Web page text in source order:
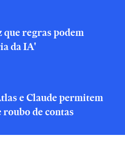
que regras podem
da IA'
e Claude permitem
roubo de contas